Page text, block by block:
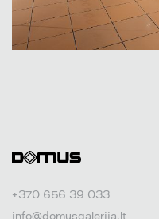
+370 656 39 033
info@domusgalerija.lt